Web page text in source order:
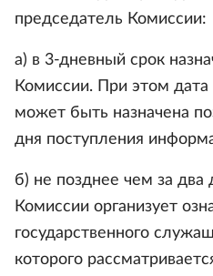
председатель Комиссии:
а) в 3-дневный срок
Комиссии. При этом
может быть назначена
дня поступления
б) не позднее чем за два
Комиссии организует
государственного
которого